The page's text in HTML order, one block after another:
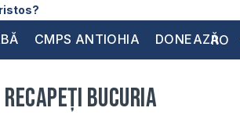
CMPS ANTIOHIA DONEAZĂRO
recapeți bucuria